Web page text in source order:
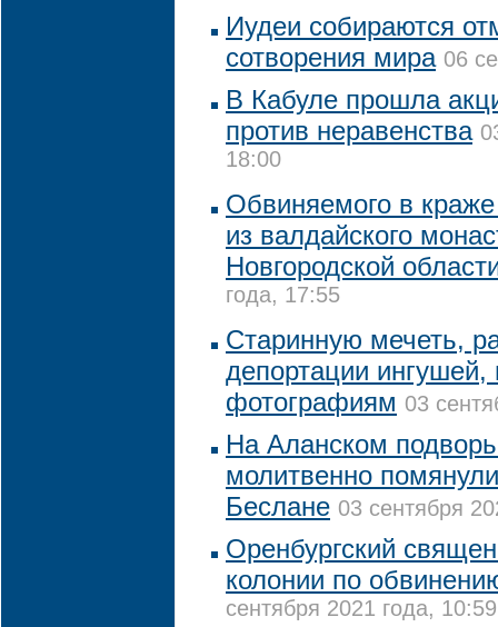
Иудеи собираются
сотворения мира 06
В Кабуле прошла
против неравенства
18:00
Обвиняемого в
из валдайского
Новгородской
года, 17:55
Старинную мечеть,
депортации ингушей,
фотографиям 03
На Аланском
молитвенно
Беслане 03 сентября
Оренбургский
колонии по
сентября 2021 года, 10:59